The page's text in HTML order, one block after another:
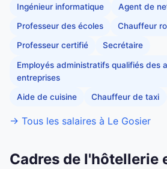
Ingénieur informatique Agent de
Professeur des écoles Chauffeur
Professeur certifié Secrétaire
Employés administratifs qualifiés des
entreprises
Aide de cuisine Chauffeur de taxi
→ Tous les salaires à Le Gosier
Cadres de l'hôtellerie